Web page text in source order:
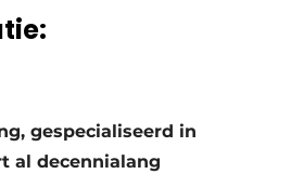
gespecialiseerd in
al decennialang